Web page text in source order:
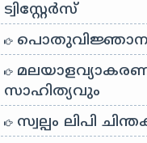
ട്വിസ്റ്റേർസ്
സാഹിത്യവും
സ്വല്പം ലിപി